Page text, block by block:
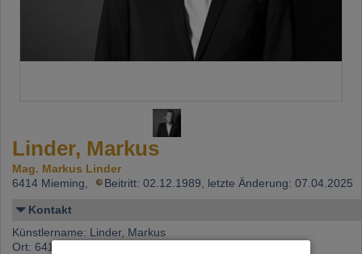
Linder, Markus
Mag. Markus Linder
6414 Mieming,
Beitritt: 02.12.1989, letzte Änderung: 07.04.2025
Kontakt
Künstlername: Linder, Markus
Ort: 6414 Mieming